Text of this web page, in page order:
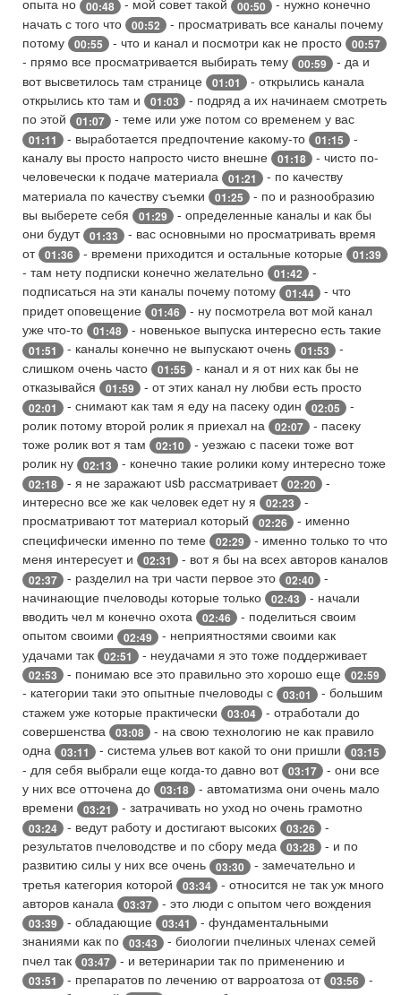
опыта но
00:48 - мой совет такой 00:50
- нужно конечно
начать с того что
00:52
- просматривать все каналы почему
потому
00:55 - что и канал и посмотри как не просто 00:57
- прямо все просматривается выбирать тему 00:59
- да и
вот высветилось там странице
01:01
- открылись канала
открылись кто там и
01:03
- подряд а их начинаем смотреть
по этой
01:07 - теме или уже потом со временем у вас
01:11 - выработается предпочтение какому-то 01:15
-
каналу вы просто напросто чисто внешне
01:18
- чисто по-
человечески к подаче материала
01:21
- по качеству
материала по качеству съемки
01:25
- по и разнообразию
вы выберете себя
01:29
- определенные каналы и как бы
они будут 01:33
- вас основными но просматривать время
от 01:36 - времени приходится и остальные которые 01:39
- там нету подписки конечно желательно 01:42
-
подписаться на эти каналы почему потому
01:44
- что
придет оповещение
01:46
- ну посмотрела вот мой канал
уже что-то
01:48 - новенькое выпуска интересно есть такие
01:51 - каналы конечно не выпускают очень 01:53
-
слишком очень часто
01:55
- канал и я от них как бы не
отказывайся
01:59 - от этих канал ну любви есть просто
02:01 - снимают как там я еду на пасеку один 02:05
-
ролик потому второй ролик я приехал на
02:07
- пасеку
тоже ролик вот я там
02:10
- уезжаю с пасеки тоже вот
ролик ну
02:13 - конечно такие ролики кому интересно тоже
02:18 - я не заражают usb рассматривает 02:20
-
интересно все же как человек едет ну я
02:23
-
просматривают тот материал который
02:26
- именно
специфически именно по теме
02:29
- именно только то что
меня интересует и
02:31 - вот я бы на всех авторов каналов
02:37 - разделил на три части первое это 02:40
-
начинающие пчеловоды которые только
02:43
- начали
вводить чел м конечно охота
02:46
- поделиться своим
опытом своими
02:49
- неприятностями своими как
удачами так
02:51 - неудачами я это тоже поддерживает
02:53 - понимаю все это правильно это хорошо еще 02:59
- категории таки это опытные пчеловоды с 03:01
- большим
стажем уже которые практически
03:04
- отработали до
совершенства
03:08
- на свою технологию не как правило
одна
03:11 - система ульев вот какой то они пришли 03:15
- для себя выбрали еще когда-то давно вот 03:17
- они все
у них все отточена до
03:18
- автоматизма они очень мало
времени
03:21 - затрачивать но уход но очень грамотно
03:24 - ведут работу и достигают высоких 03:26
-
результатов пчеловодстве и по сбору меда
03:28
- и по
развитию силы у них все очень
03:30
- замечательно и
третья категория которой
03:34
- относится не так уж много
авторов канала
03:37 - это люди с опытом чего вождения
03:39 - обладающие 03:41
- фундаментальными
знаниями как по
03:43
- биологии пчелиных членах семей
пчел так
03:47 - и ветеринарии так по применению и
03:51 - препаратов по лечению от варроатоза от 03:56
-